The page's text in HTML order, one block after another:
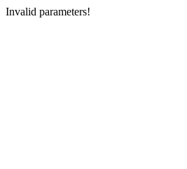
Invalid parameters!